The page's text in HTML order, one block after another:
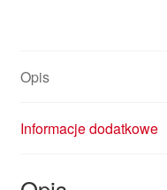
Opis
Informacje dodatkowe